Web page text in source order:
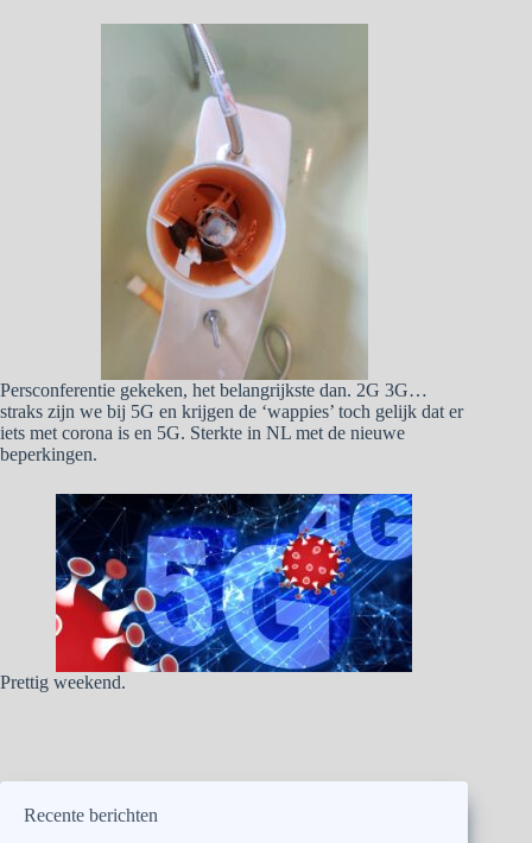
Persconferentie gekeken, het belangrijkste dan. 2G 3G…
straks zijn we bij 5G en krijgen de ‘wappies’ toch gelijk dat er
iets met corona is en 5G. Sterkte in NL met de nieuwe
beperkingen.
Prettig weekend.
Recente berichten